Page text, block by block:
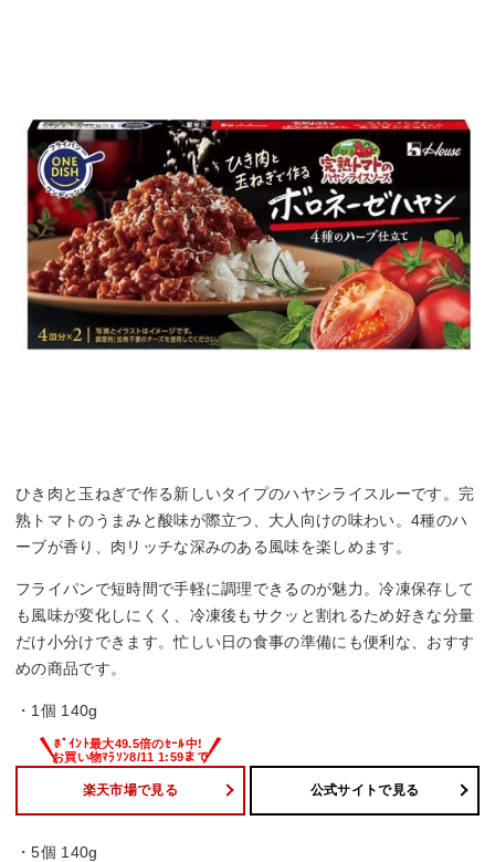
ひき肉と玉ねぎで作る新しいタイプのハヤシライスルーです。完
熟トマトのうまみと酸味が際立つ、大人向けの味わい。4種のハ
ーブが香り、肉リッチな深みのある風味を楽しめます。
フライパンで短時間で手軽に調理できるのが魅力。冷凍保存して
も風味が変化しにくく、冷凍後もサクッと割れるため好きな分量
だけ小分けできます。忙しい日の食事の準備にも便利な、おすす
めの商品です。
・1個 140g
楽天市場で見る 公式サイトで見る
・5個 140g